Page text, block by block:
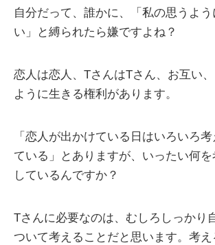
自分だって、誰かに、「私の思うよ
い」と縛られたら嫌ですよね？
恋人は恋人、TさんはTさん、お互い
ように生きる権利があります。
「恋人が出かけている日はいろいろ
ている」とありますが、いったい何
しているんですか？
Tさんに必要なのは、むしろしっかり
ついて考えることだと思います。考え